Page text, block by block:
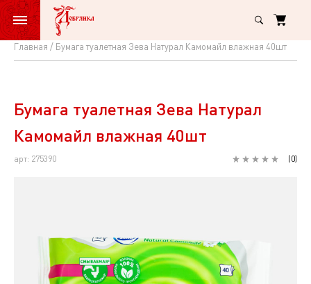
Главная Бумага туалетная Зева Натурал Камомайл влажная 40шт
Бумага
Зева
Натурал
Камомайл
Бумага туалетная Зева Натурал
Камомайл влажная 40шт
арт: 275390 (0)